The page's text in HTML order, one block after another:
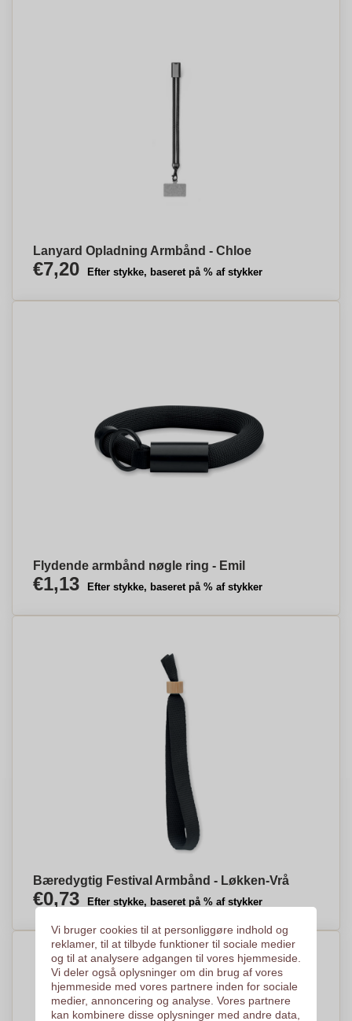
Lanyard Opladning Armbånd - Chloe
€7,20 Efter stykke, baseret på % af stykker
Flydende armbånd nøgle ring - Emil
€1,13 Efter stykke, baseret på % af stykker
Bæredygtig Festival Armbånd - Løkken-Vrå
€0,73 Efter stykke, baseret på % af stykker
Vi bruger cookies til at personliggøre indhold og
reklamer, til at tilbyde funktioner til sociale medier
og til at analysere adgangen til vores hjemmeside.
Vi deler også oplysninger om din brug af vores
hjemmeside med vores partnere inden for sociale
medier, annoncering og analyse. Vores partnere
kan kombinere disse oplysninger med andre data,